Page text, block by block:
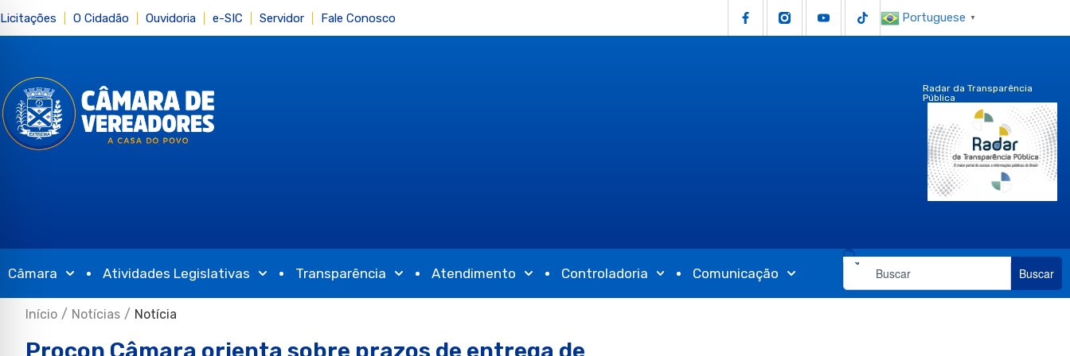
Licitações O Cidadão Ouvidoria e-SIC Servidor Fale Conosco Portuguese ▼
Radar da Transparência
Pública
Câmara Atividades Legislativas Transparência Atendimento Controladoria Comunicação Buscar
Início / Notícias / Notícia